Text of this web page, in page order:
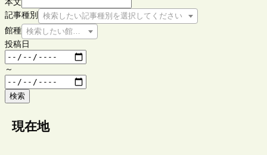
本文
記事種別
検索したい記事種別を選択してください
館種 検索したい館種を選択してください
投稿日
～
検索
現在地